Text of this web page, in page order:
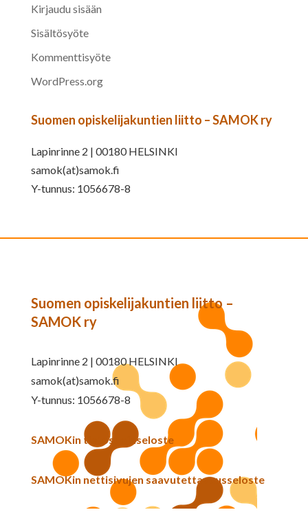
Kirjaudu sisään
Sisältösyöte
Kommenttisyöte
WordPress.org
Suomen opiskelijakuntien liitto – SAMOK ry
Lapinrinne 2 | 00180 HELSINKI
samok(at)samok.fi
Y-tunnus: 1056678-8
Suomen opiskelijakuntien liitto –
SAMOK ry
Lapinrinne 2 | 00180 HELSINKI
samok(at)samok.fi
Y-tunnus: 1056678-8
SAMOKin tietosuojaseloste
SAMOKin nettisivujen saavutettavuusseloste